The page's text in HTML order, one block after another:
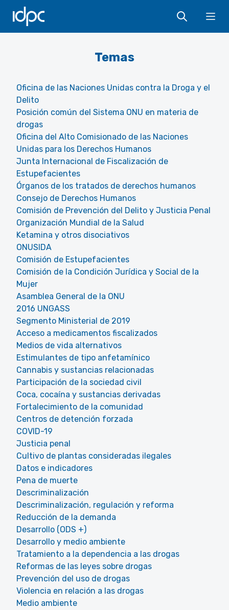
IDPC
Temas
Oficina de las Naciones Unidas contra la Droga y el
Delito
Posición común del Sistema ONU en materia de
drogas
Oficina del Alto Comisionado de las Naciones
Unidas para los Derechos Humanos
Junta Internacional de Fiscalización de
Estupefacientes
Órganos de los tratados de derechos humanos
Consejo de Derechos Humanos
Comisión de Prevención del Delito y Justicia Penal
Organización Mundial de la Salud
Ketamina y otros disociativos
ONUSIDA
Comisión de Estupefacientes
Comisión de la Condición Jurídica y Social de la
Mujer
Asamblea General de la ONU
2016 UNGASS
Segmento Ministerial de 2019
Acceso a medicamentos fiscalizados
Medios de vida alternativos
Estimulantes de tipo anfetamínico
Cannabis y sustancias relacionadas
Participación de la sociedad civil
Coca, cocaína y sustancias derivadas
Fortalecimiento de la comunidad
Centros de detención forzada
COVID-19
Justicia penal
Cultivo de plantas consideradas ilegales
Datos e indicadores
Pena de muerte
Descriminalización
Descriminalización, regulación y reforma
Reducción de la demanda
Desarrollo (ODS +)
Desarrollo y medio ambiente
Tratamiento a la dependencia a las drogas
Reformas de las leyes sobre drogas
Prevención del uso de drogas
Violencia en relación a las drogas
Medio ambiente